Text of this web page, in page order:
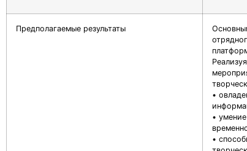
Предполагаемые результаты
•
•
•